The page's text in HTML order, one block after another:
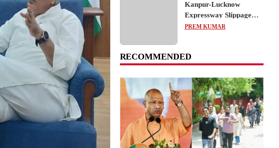
Kanpur-Lucknow
Expressway Slippage
Action: कानपुर-लखनऊ
और कंपनियों पर गिरी गाज,
PREM KUMAR
RECOMMENDED